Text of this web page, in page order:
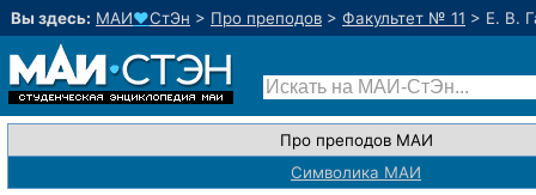
Вы здесь: МАИ♥СтЭн > Про преподов > Факультет № 11 > Е. В.
Про преподов МАИ
Символика МАИ